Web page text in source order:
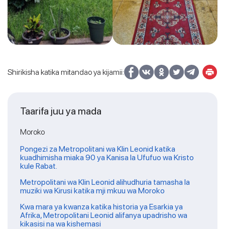
Shirikisha katika mitandao ya kijamii:
Taarifa juu ya mada
Moroko
Pongezi za Metropolitani wa Klin Leonid katika
kuadhimisha miaka 90 ya Kanisa la Ufufuo wa Kristo
kule Rabat.
Metropolitani wa Klin Leonid alihudhuria tamasha la
muziki wa Kirusi katika mji mkuu wa Moroko
Kwa mara ya kwanza katika historia ya Esarkia ya
Afrika, Metropolitani Leonid alifanya upadrisho wa
kikasisi na wa kishemasi